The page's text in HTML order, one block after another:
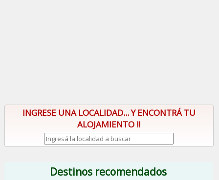
INGRESE UNA LOCALIDAD... Y ENCONTRÁ TU
ALOJAMIENTO !!
Destinos recomendados